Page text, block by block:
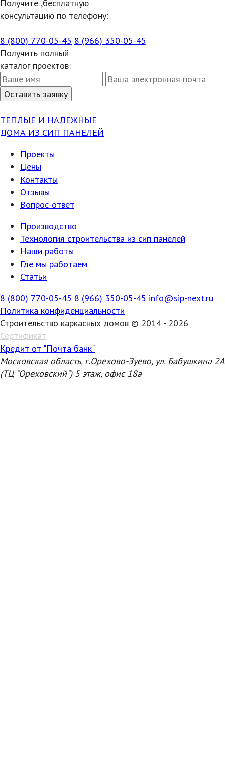
Получите ,бесплатную
консультацию по телефону:
8 (800) 770-05-45 8 (966) 350-05-45
Получить полный
каталог проектов:
ТЕПЛЫЕ И НАДЕЖНЫЕ
ДОМА ИЗ СИП ПАНЕЛЕЙ
Проекты
Цены
Контакты
Отзывы
Вопрос-ответ
Производство
Технология строительства из сип панелей
Наши работы
Где мы работаем
Статьи
8 (800) 770-05-45 8 (966) 350-05-45 info@sip-next.ru
Политика конфиденциальности
Строительство каркасных домов © 2014 - 2026
Сертификат
Кредит от "Почта банк"
Московская область, г.Орехово-Зуево, ул. Бабушкина 2А
(ТЦ "Ореховский") 5 этаж, офис 18а